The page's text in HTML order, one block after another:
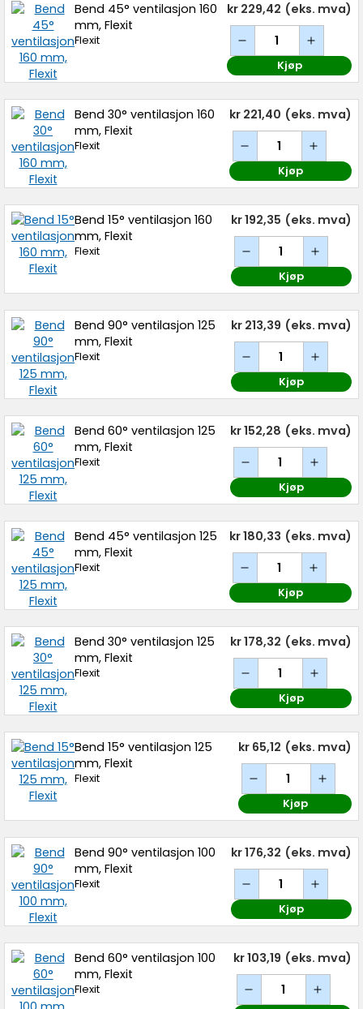
Bend 45° ventilasjon 160
mm, Flexit
Flexit
kr 229,42 (eks. mva)
Kjøp
Bend 30° ventilasjon 160
mm, Flexit
Flexit
kr 221,40 (eks. mva)
Kjøp
Bend 15° ventilasjon 160
mm, Flexit
Flexit
kr 192,35 (eks. mva)
Kjøp
Bend 90° ventilasjon 125
mm, Flexit
Flexit
kr 213,39 (eks. mva)
Kjøp
Bend 60° ventilasjon 125
mm, Flexit
Flexit
kr 152,28 (eks. mva)
Kjøp
Bend 45° ventilasjon 125
mm, Flexit
Flexit
kr 180,33 (eks. mva)
Kjøp
Bend 30° ventilasjon 125
mm, Flexit
Flexit
kr 178,32 (eks. mva)
Kjøp
Bend 15° ventilasjon 125
mm, Flexit
Flexit
kr 65,12 (eks. mva)
Kjøp
Bend 90° ventilasjon 100
mm, Flexit
Flexit
kr 176,32 (eks. mva)
Kjøp
Bend 60° ventilasjon 100
mm, Flexit
Flexit
kr 103,19 (eks. mva)